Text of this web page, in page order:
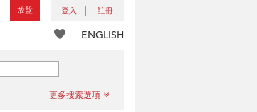
放盤 登入 註冊
ENGLISH
更多搜索選項